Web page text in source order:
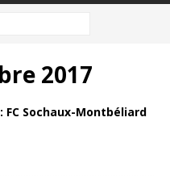
2017
FC Sochaux-Montbéliard